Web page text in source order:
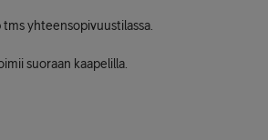
tms yhteensopivuustilassa.
suoraan kaapelilla.